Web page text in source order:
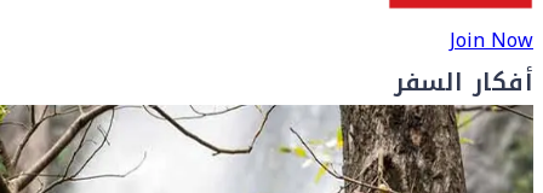
Join Now
أفكار السفر